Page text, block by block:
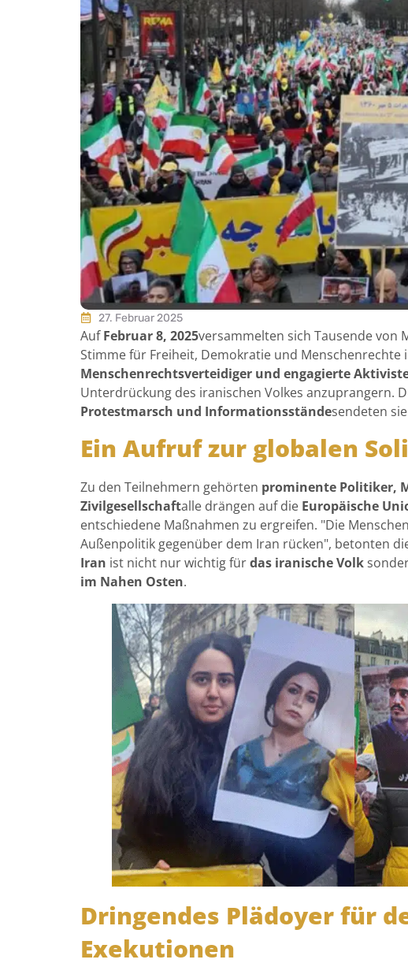
27. Februar 2025
AufFebruar 8, 2025versammelten sich Tausende von
Stimme für Freiheit, Demokratie und Menschenrechte
Menschenrechtsverteidiger und engagierte
Unterdrückung des iranischen Volkes anzuprangern.
Protestmarsch und Informationsständesendeten
Ein Aufruf zur globalen
Zu den Teilnehmern gehörten prominente Politiker,
Zivilgesellschaftalle drängen auf die Europäische
entschiedene Maßnahmen zu ergreifen. "Die
Außenpolitik gegenüber dem Iran rücken", betonten
Iran ist nicht nur wichtig fürdas iranische Volk
im Nahen Osten.
Dringendes Plädoyer für
Exekutionen